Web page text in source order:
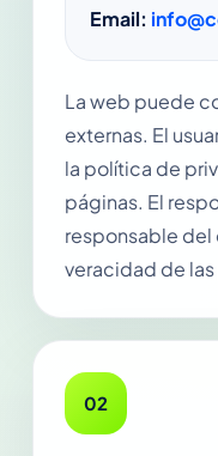
Email:
La web puede
externas. El
la política de
páginas. El
responsable del
veracidad de
02